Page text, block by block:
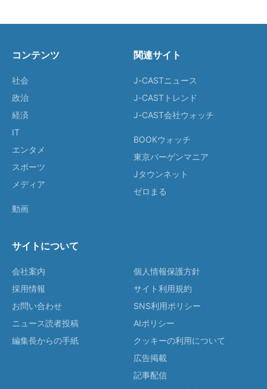
コンテンツ
社会
政治
経済
IT
エンタメ
スポーツ
メディア
動画
関連サイト
J-CASTニュース
J-CASTトレンド
J-CAST会社ウォッチ
BOOKウォッチ
東京バーゲンマニア
Jタウンネット
ゼロまる
サイトについて
会社案内
採用情報
お問い合わせ
ニュース読者投稿
編集長からの手紙
個人情報保護方針
サイト利用規約
SNS利用ポリシー
AIポリシー
クッキーの利用について
広告掲載
記事配信